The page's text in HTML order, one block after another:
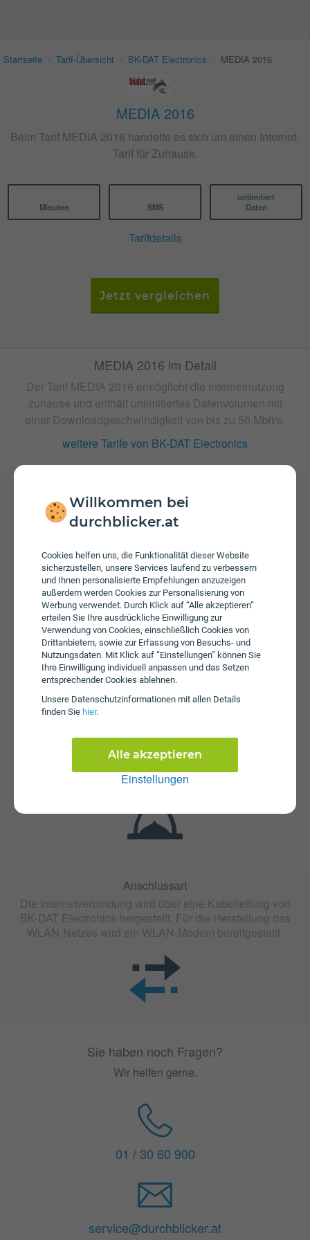
Willkommen bei
durchblicker.at
Cookies helfen uns, die Funktionalität dieser Website
sicherzustellen, unsere Services laufend zu verbessern
und Ihnen personalisierte Empfehlungen anzuzeigen
außerdem werden Cookies zur Personalisierung von
Werbung verwendet. Durch Klick auf “Alle akzeptieren”
erteilen Sie Ihre ausdrückliche Einwilligung zur
Verwendung von Cookies, einschließlich Cookies von
Drittanbietern, sowie zur Erfassung von Besuchs- und
Nutzungsdaten. Mit Klick auf “Einstellungen” können Sie
Ihre Einwilligung individuell anpassen und das Setzen
entsprechender Cookies ablehnen.
Unsere Daten­schutz­informationen mit allen Details
finden Sie hier.
Einstellungen
Alle akzeptieren
Startseite Tarif-Übersicht BK-DAT Electronics MEDIA 2016
MEDIA 2016
Beim Tarif MEDIA 2016 handelte es sich um einen Internet-
Tarif für Zuhause.
Minuten SMS
unlimitiert
Daten
Tarifdetails
Jetzt vergleichen
MEDIA 2016 im Detail
Der Tarif MEDIA 2016 ermöglicht die Internetnutzung
zuhause und enthält unlimitiertes Datenvolumen mit
einer Downloadgeschwindigkeit von bis zu 50 Mbit/s.
weitere Tarife von BK-DAT Electronics
Gebühren
Beim Tarif MEDIA 2016 fallen monatliche Gebühren von €
105,00 an. Die Einmalkosten können sich durch eine
längere Bindungsfrist reduzieren.
Fristen
Der Tarif MEDIA 2016 ist ohne Bindung oder mit 24
Monate.
Anschlussart
Die Internetverbindung wird über eine Kabelleitung von
BK-DAT Electronics hergestellt. Für die Herstellung des
WLAN-Netzes wird ein WLAN-Modem bereitgestellt.
Sie haben noch Fragen?
Wir helfen gerne.
01 / 30 60 900
service@durchblicker.at